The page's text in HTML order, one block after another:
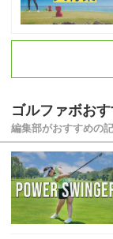
ゴルファボお
編集部がおすすめの